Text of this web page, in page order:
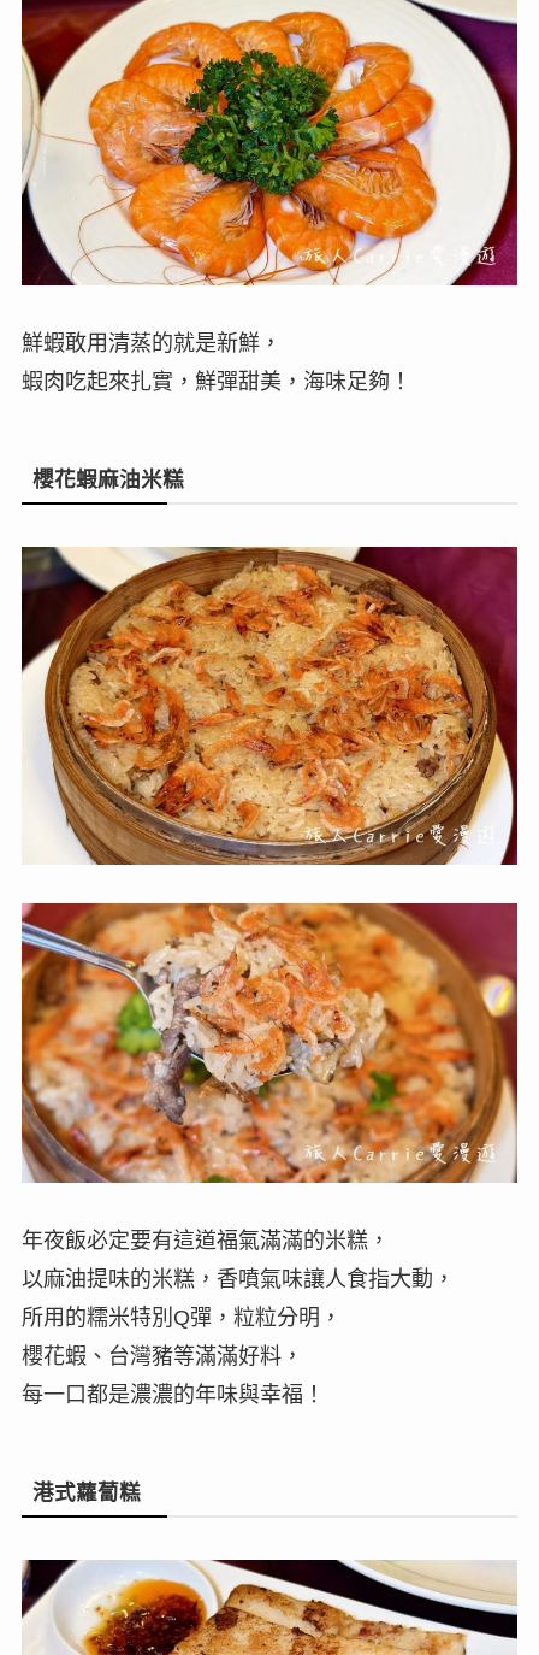
鮮蝦敢用清蒸的就是新鮮，
蝦肉吃起來扎實，鮮彈甜美，海味足夠！
櫻花蝦麻油米糕
年夜飯必定要有這道福氣滿滿的米糕，
以麻油提味的米糕，香噴氣味讓人食指大動，
所用的糯米特別Q彈，粒粒分明，
櫻花蝦、台灣豬等滿滿好料，
每一口都是濃濃的年味與幸福！
港式蘿蔔糕